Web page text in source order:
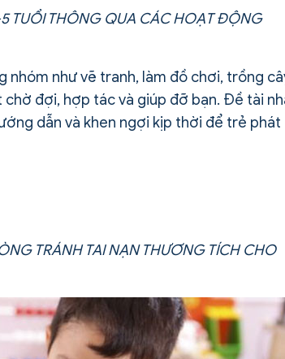
TUỔI THÔNG QUA CÁC HOẠT ĐỘNG
nhóm như vẽ tranh, làm đồ chơi, trồng
đợi, hợp tác và giúp đỡ bạn. Đề tài
dẫn và khen ngợi kịp thời để trẻ phát
TRÁNH TAI NẠN THƯƠNG TÍCH CHO